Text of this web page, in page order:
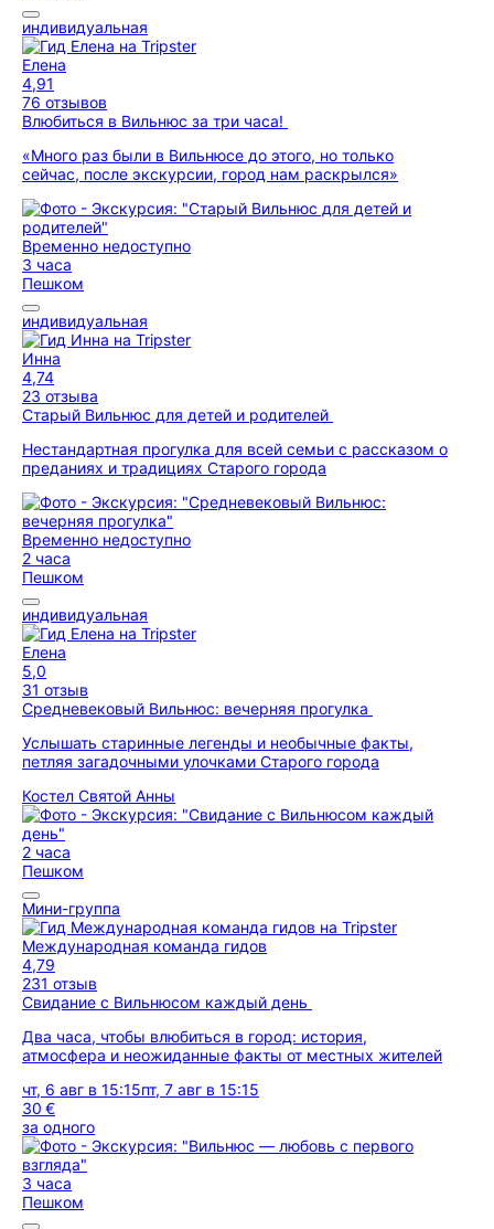
индивидуальная
Елена
4,91
76 отзывов
Влюбиться в Вильнюс за три часа!
«Много раз были в Вильнюсе до этого, но только
сейчас, после экскурсии, город нам раскрылся»
Временно недоступно
3 часа
Пешком
индивидуальная
Инна
4,74
23 отзыва
Старый Вильнюс для детей и родителей
Нестандартная прогулка для всей семьи с рассказом о
преданиях и традициях Старого города
Временно недоступно
2 часа
Пешком
индивидуальная
Елена
5,0
31 отзыв
Средневековый Вильнюс: вечерняя прогулка
Услышать старинные легенды и необычные факты,
петляя загадочными улочками Старого города
Костел Святой Анны
2 часа
Пешком
Мини-группа
Международная команда гидов
4,79
231 отзыв
Свидание с Вильнюсом каждый день
Два часа, чтобы влюбиться в город: история,
атмосфера и неожиданные факты от местных жителей
чт, 6 авг в 15:15пт, 7 авг в 15:15
30 €
за одного
3 часа
Пешком